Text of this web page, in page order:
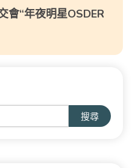
會“年夜明星OSDER
搜尋